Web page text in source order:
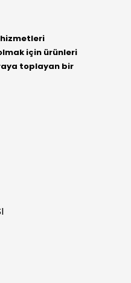
için ürünleri
toplayan bir